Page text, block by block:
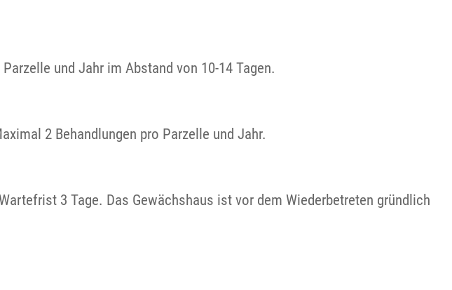
und Jahr im Abstand von 10-14 Tagen.
2 Behandlungen pro Parzelle und Jahr.
3 Tage. Das Gewächshaus ist vor dem Wiederbetreten gründlich